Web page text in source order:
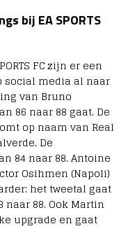
bij EA SPORTS
FC zijn er een
social media al naar
van Bruno
86 naar 88 gaat. De
op naam van Real
De
84 naar 88. Antoine
Osihmen (Napoli)
het tweetal gaat
88. Ook Martin
upgrade en gaat